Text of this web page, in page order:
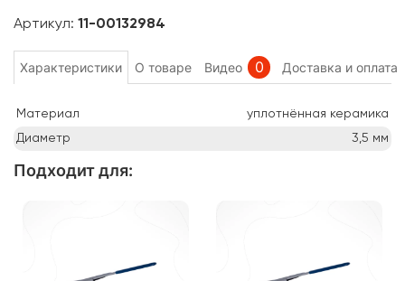
Артикул: 11-00132984
Характеристики О товаре Видео 0 Доставка и оплата
Материал
уплотнённая керамика
Диаметр
3,5 мм
Подходит для: